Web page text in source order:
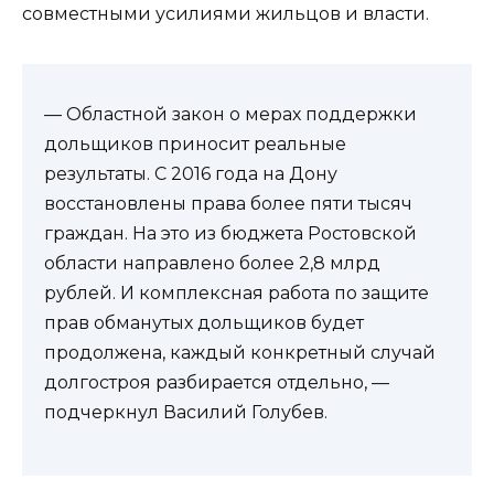
совместными усилиями жильцов и власти.
— Областной закон о мерах поддержки
дольщиков приносит реальные
результаты. С 2016 года на Дону
восстановлены права более пяти тысяч
граждан. На это из бюджета Ростовской
области направлено более 2,8 млрд
рублей. И комплексная работа по защите
прав обманутых дольщиков будет
продолжена, каждый конкретный случай
долгостроя разбирается отдельно, —
подчеркнул Василий Голубев.